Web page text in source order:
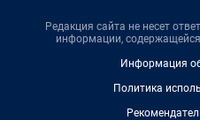
Редакция сайта не несет
информации,
Информация
Политика